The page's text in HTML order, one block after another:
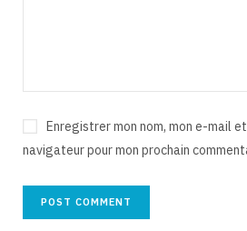
Enregistrer mon nom, mon e-mail
navigateur pour mon prochain